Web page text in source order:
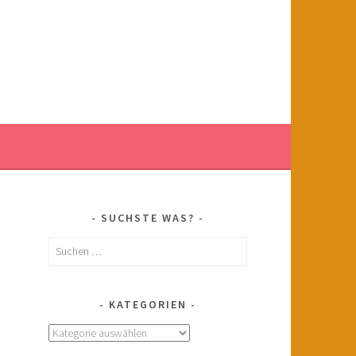
SUCHSTE WAS?
Suchen
KATEGORIEN
Kategorien